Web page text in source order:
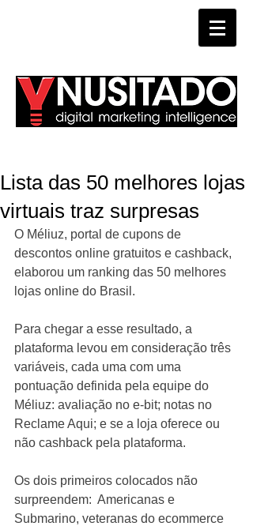
Lista das 50 melhores lojas
virtuais traz surpresas
O Méliuz, portal de cupons de
descontos online gratuitos e cashback,
elaborou um ranking das 50 melhores
lojas online do Brasil.
Para chegar a esse resultado, a
plataforma levou em consideração três
variáveis, cada uma com uma
pontuação definida pela equipe do
Méliuz: avaliação no e-bit; notas no
Reclame Aqui; e se a loja oferece ou
não cashback pela plataforma.
Os dois primeiros colocados não
surpreendem:  Americanas e
Submarino, veteranas do ecommerce